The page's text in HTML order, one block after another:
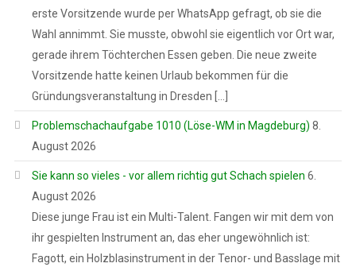
erste Vorsitzende wurde per WhatsApp gefragt, ob sie die
Wahl annimmt. Sie musste, obwohl sie eigentlich vor Ort war,
gerade ihrem Töchterchen Essen geben. Die neue zweite
Vorsitzende hatte keinen Urlaub bekommen für die
Gründungsveranstaltung in Dresden […]
Problemschachaufgabe 1010 (Löse-WM in Magdeburg) 8.
August 2026
Sie kann so vieles - vor allem richtig gut Schach spielen 6.
August 2026
Diese junge Frau ist ein Multi-Talent. Fangen wir mit dem von
ihr gespielten Instrument an, das eher ungewöhnlich ist:
Fagott, ein Holzblasinstrument in der Tenor- und Basslage mit